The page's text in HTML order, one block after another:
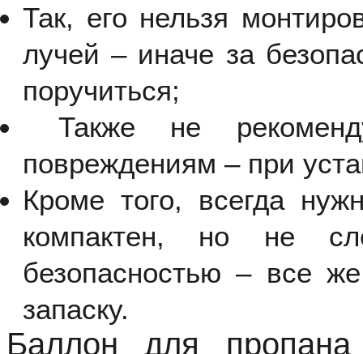
Так, его нельзя
лучей – иначе за
поручиться;
Также не
повреждениям – при
Кроме того, всегда
компактен, но не
безопасностью – все
запаску.
Баллон для